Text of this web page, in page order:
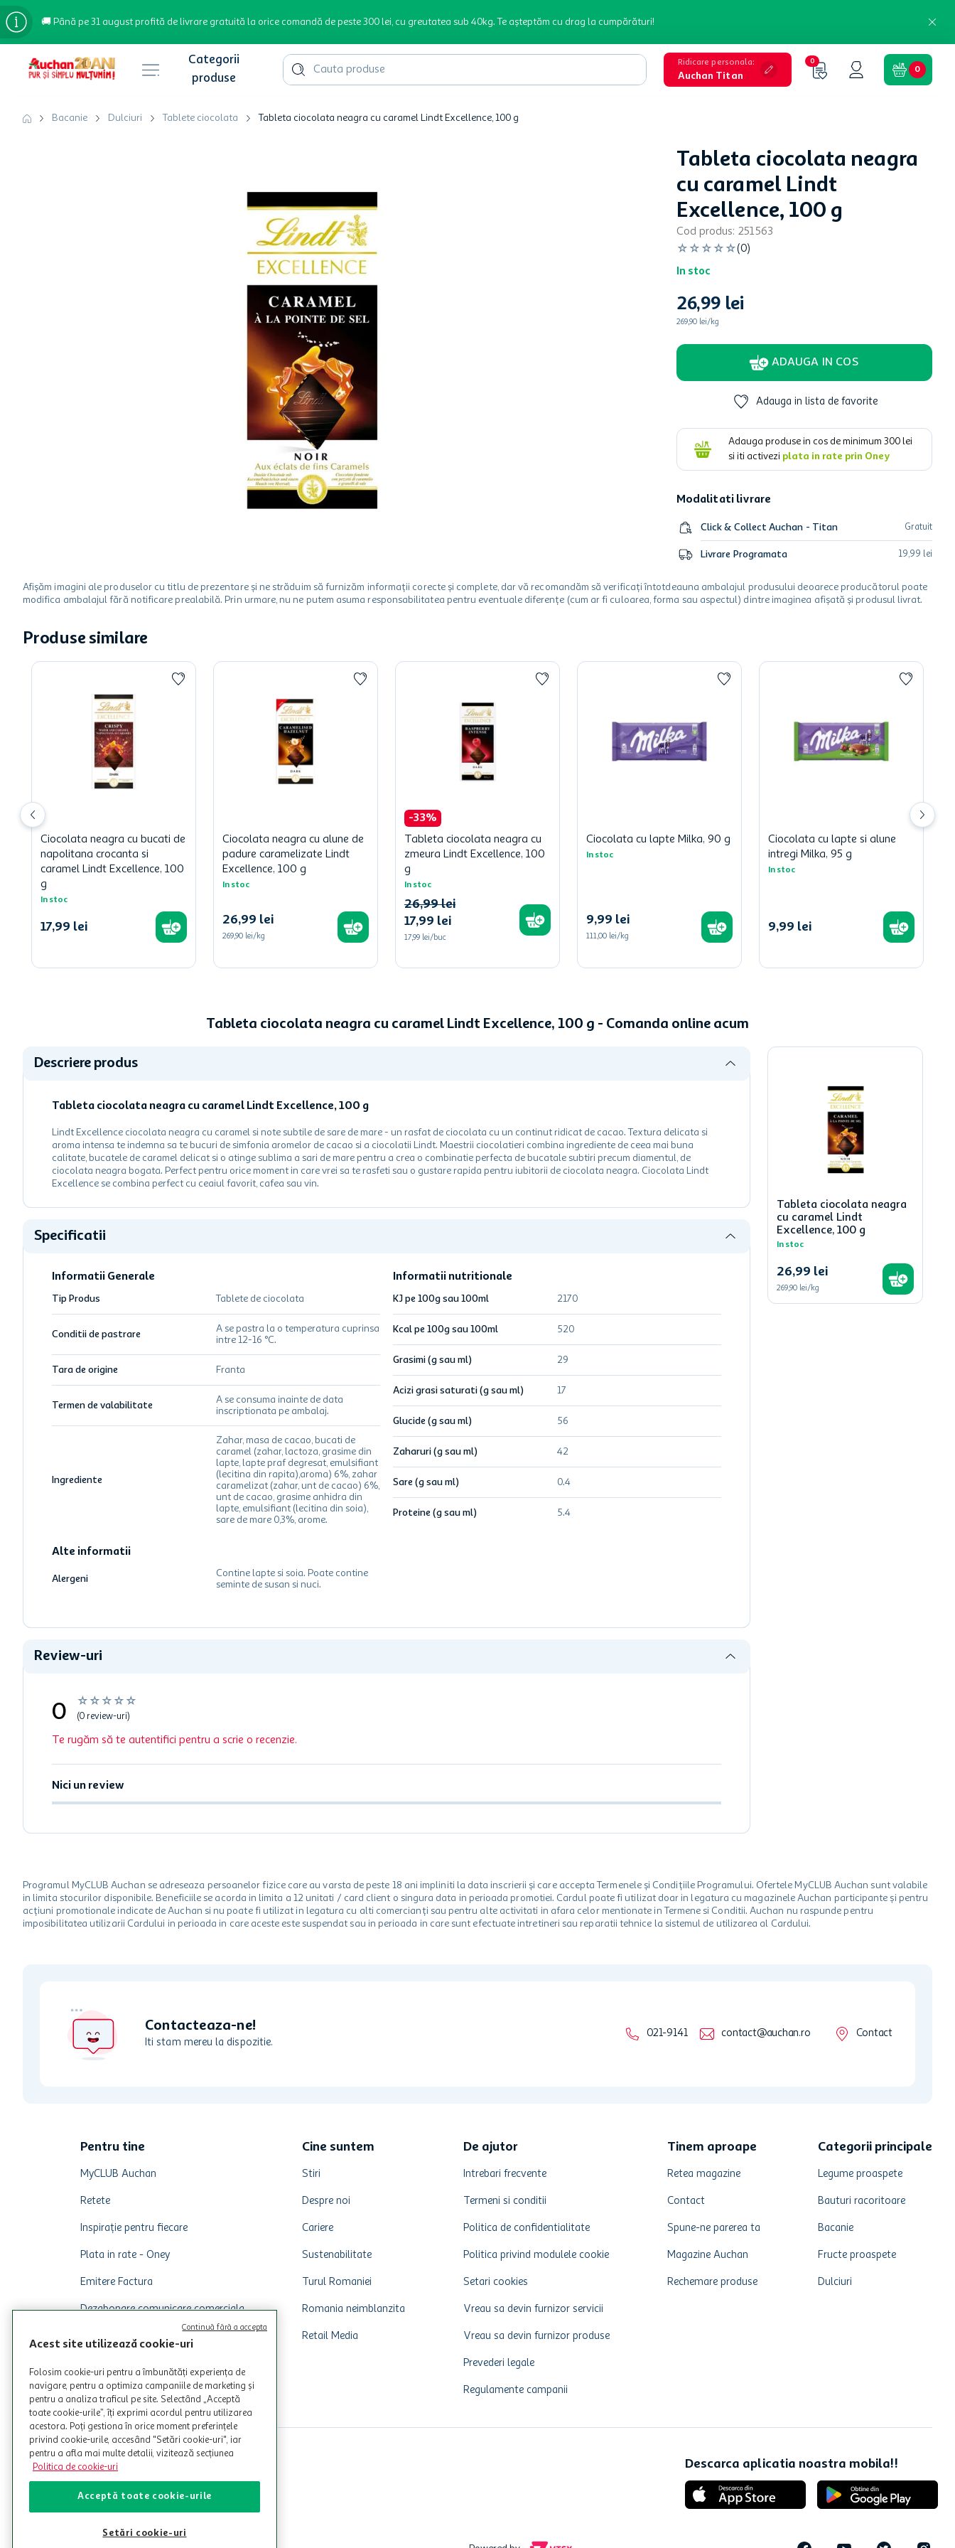
🚚 Până pe 31 august profită de livrare gratuită la orice comandă de peste 300 lei, cu greutatea sub 40kg. Te așteptăm cu drag la cumpărături!
Cauta produse Ridicare personala:
Auchan Titan
0
0
Bacanie Dulciuri Tablete ciocolata Tableta ciocolata neagra cu caramel Lindt Excellence, 100 g
Tableta ciocolata neagra
cu caramel Lindt
Excellence, 100 g
Cod produs: 251563
☆ ☆ ☆ ☆ ☆(0)
In stoc
26,99 lei
269,90 lei/kg
ADAUGA IN COS
Adauga in lista de favorite
Adauga produse in cos de minimum 300 lei
si iti activezi plata in rate prin Oney
Modalitati livrare
Click & Collect Auchan - Titan Gratuit
Livrare Programata 19,99 lei
Afișăm imagini ale produselor cu titlu de prezentare și ne străduim să furnizăm informații corecte și complete, dar vă recomandăm să verificați întotdeauna ambalajul produsului deoarece producătorul poate
modifica ambalajul fără notificare prealabilă. Prin urmare, nu ne putem asuma responsabilitatea pentru eventuale diferențe (cum ar fi culoarea, forma sau aspectul) dintre imaginea afișată și produsul livrat.
Produse similare
Ciocolata neagra cu bucati de
napolitana crocanta si
caramel Lindt Excellence, 100
g
In stoc
17,99 lei
Ciocolata neagra cu alune de
padure caramelizate Lindt
Excellence, 100 g
In stoc
26,99 lei
269,90 lei/kg
-33%
Tableta ciocolata neagra cu
zmeura Lindt Excellence, 100
g
In stoc
17,99 lei
26,99 lei
17,99 lei/buc
Ciocolata cu lapte Milka, 90 g
In stoc
9,99 lei
111,00 lei/kg
Ciocolata cu lapte si alune
intregi Milka, 95 g
In stoc
9,99 lei
Tableta ciocolata neagra cu caramel Lindt Excellence, 100 g - Comanda online acum
Descriere produs
Tableta ciocolata neagra cu caramel Lindt Excellence, 100 g
Lindt Excellence ciocolata neagra cu caramel si note subtile de sare de mare - un rasfat de ciocolata cu un continut ridicat de cacao. Textura delicata si
aroma intensa te indemna sa te bucuri de simfonia aromelor de cacao si a ciocolatii Lindt. Maestrii ciocolatieri combina ingrediente de ceea mai buna
calitate, bucatele de caramel delicat si o atinge sublima a sari de mare pentru a crea o combinatie perfecta de bucatale subtiri precum diamentul, de
ciocolata neagra bogata. Perfect pentru orice moment in care vrei sa te rasfeti sau o gustare rapida pentru iubitorii de ciocolata neagra. Ciocolata Lindt
Excellence se combina perfect cu ceaiul favorit, cafea sau vin.
Specificatii
Informatii Generale
Tip Produs Tablete de ciocolata
Conditii de pastrare
A se pastra la o temperatura cuprinsa
intre 12-16 °C.
Tara de origine Franta
Termen de valabilitate
A se consuma inainte de data
inscriptionata pe ambalaj.
Ingrediente
Zahar, masa de cacao, bucati de
caramel (zahar, lactoza, grasime din
lapte, lapte praf degresat, emulsifiant
(lecitina din rapita),aroma) 6%, zahar
caramelizat (zahar, unt de cacao) 6%,
unt de cacao, grasime anhidra din
lapte, emulsifiant (lecitina din soia),
sare de mare 0,3%, arome.
Informatii nutritionale
KJ pe 100g sau 100ml 2170
Kcal pe 100g sau 100ml 520
Grasimi (g sau ml) 29
Acizi grasi saturati (g sau ml) 17
Glucide (g sau ml) 56
Zaharuri (g sau ml) 42
Sare (g sau ml) 0.4
Proteine (g sau ml) 5.4
Alte informatii
Alergeni
Contine lapte si soia. Poate contine
seminte de susan si nuci.
Review-uri
☆ ☆ ☆ ☆ ☆
0 (0 review-uri)
Te rugăm să te autentifici pentru a scrie o recenzie.
Nici un review
Tableta ciocolata neagra
cu caramel Lindt
Excellence, 100 g
In stoc
26,99 lei
269,90 lei/kg
Programul MyCLUB Auchan se adreseaza persoanelor fizice care au varsta de peste 18 ani impliniti la data inscrierii și care accepta Termenele și Condițiile Programului. Ofertele MyCLUB Auchan sunt valabile
in limita stocurilor disponibile. Beneficiile se acorda in limita a 12 unitati / card client o singura data in perioada promotiei. Cardul poate fi utilizat doar in legatura cu magazinele Auchan participante și pentru
acțiuni promotionale indicate de Auchan si nu poate fi utilizat in legatura cu alti comercianți sau pentru alte activitati in afara celor mentionate in Termene si Conditii. Auchan nu raspunde pentru
imposibilitatea utilizarii Cardului in perioada in care aceste este suspendat sau in perioada in care sunt efectuate intretineri sau reparatii tehnice la sistemul de utilizarea al Cardului.
Contacteaza-ne!
Iti stam mereu la dispozitie.
021-9141 contact@auchan.ro Contact
Pentru tine
MyCLUB Auchan
Retete
Inspirație pentru fiecare
Plata in rate - Oney
Emitere Factura
Dezabonare comunicare comerciala
Cine suntem
Stiri
Despre noi
Cariere
Sustenabilitate
Turul Romaniei
Romania neimblanzita
Retail Media
De ajutor
Intrebari frecvente
Termeni si conditii
Politica de confidentialitate
Politica privind modulele cookie
Setari cookies
Vreau sa devin furnizor servicii
Vreau sa devin furnizor produse
Prevederi legale
Regulamente campanii
Tinem aproape
Retea magazine
Contact
Spune-ne parerea ta
Magazine Auchan
Rechemare produse
Categorii principale
Legume proaspete
Bauturi racoritoare
Bacanie
Fructe proaspete
Dulciuri
Descarca aplicatia noastra mobila!!
Acest site utilizează cookie-uri
Folosim cookie-uri pentru a îmbunătăți experiența de
navigare, pentru a optimiza campaniile de marketing și
pentru a analiza traficul pe site. Selectând „Acceptă
toate cookie-urile”, îți exprimi acordul pentru utilizarea
acestora. Poți gestiona în orice moment preferințele
privind cookie-urile, accesând "Setări cookie-uri", iar
pentru a afla mai multe detalii, vizitează secțiunea
Politica de cookie-uri
Acceptă toate cookie-urile
Setări cookie-uri
Continuă fără a accepta